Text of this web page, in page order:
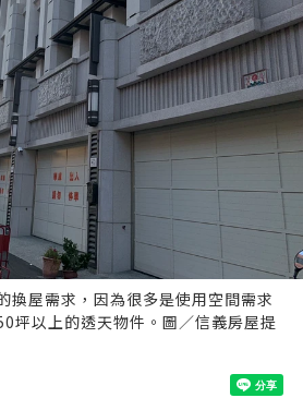
換屋需求，因為很多是使用空間需求
坪以上的透天物件。圖／信義房屋提